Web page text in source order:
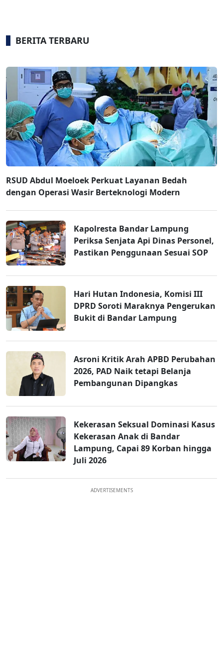
BERITA TERBARU
RSUD Abdul Moeloek Perkuat Layanan Bedah
dengan Operasi Wasir Berteknologi Modern
Kapolresta Bandar Lampung
Periksa Senjata Api Dinas Personel,
Pastikan Penggunaan Sesuai SOP
Hari Hutan Indonesia, Komisi III
DPRD Soroti Maraknya Pengerukan
Bukit di Bandar Lampung
Asroni Kritik Arah APBD Perubahan
2026, PAD Naik tetapi Belanja
Pembangunan Dipangkas
Kekerasan Seksual Dominasi Kasus
Kekerasan Anak di Bandar
Lampung, Capai 89 Korban hingga
Juli 2026
ADVERTISEMENTS